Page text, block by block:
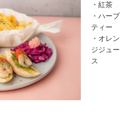
・紅茶
・ハーブ
ティー
・オレン
ジジュー
ス